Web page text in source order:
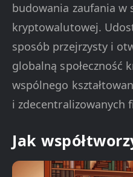
budowania zaufania w
kryptowalutowej.
sposób przejrzysty i
globalną społeczność
wspólnego
i zdecentralizowanych
Jak